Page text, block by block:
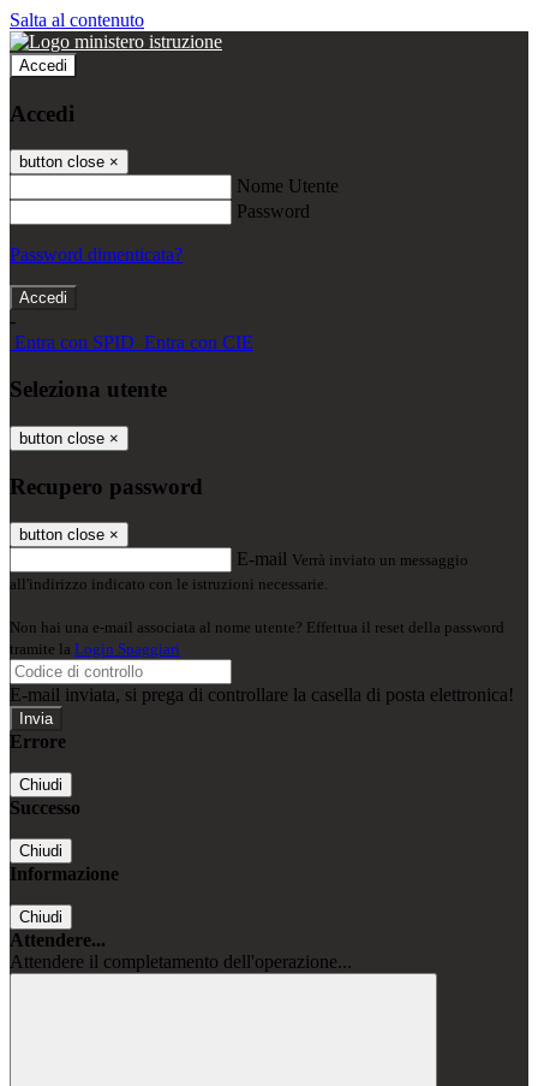
Salta al contenuto
Accedi
Accedi
button close ×
Nome Utente
Password
Password dimenticata?
-
Entra con SPID Entra con CIE
Seleziona utente
button close ×
Recupero password
button close ×
E-mail Verrà inviato un messaggio
all'indirizzo indicato con le istruzioni necessarie.
Non hai una e-mail associata al nome utente? Effettua il reset della password
tramite la Login Spaggiari
E-mail inviata, si prega di controllare la casella di posta elettronica!
Errore
Chiudi
Successo
Chiudi
Informazione
Chiudi
Attendere...
Attendere il completamento dell'operazione...